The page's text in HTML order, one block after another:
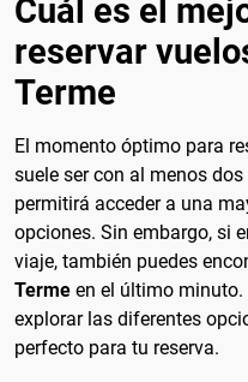
Cuál es el
reservar
Terme
El momento óptimo para
suele ser con al menos
permitirá acceder a una
opciones. Sin embargo, si
viaje, también puedes
Terme en el último
explorar las diferentes
perfecto para tu reserva.